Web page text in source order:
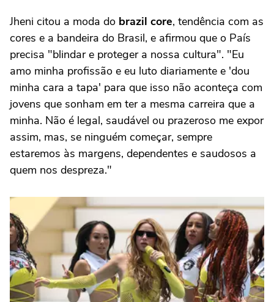
Jheni citou a moda do brazil core, tendência com as
cores e a bandeira do Brasil, e afirmou que o País
precisa "blindar e proteger a nossa cultura". "Eu
amo minha profissão e eu luto diariamente e 'dou
minha cara a tapa' para que isso não aconteça com
jovens que sonham em ter a mesma carreira que a
minha. Não é legal, saudável ou prazeroso me expor
assim, mas, se ninguém começar, sempre
estaremos às margens, dependentes e saudosos a
quem nos despreza."